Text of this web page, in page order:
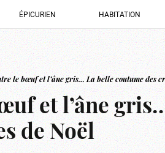
ÉPICURIEN HABITATION
le bœuf et l’âne gris… La belle coutume des
et l’âne
de Noël